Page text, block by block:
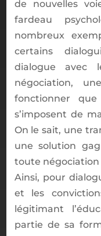
de nouvelles
fardeau
nombreux
certains
dialogue avec
négociation,
fonctionner
s’imposent de
On le sait, une
une solution
toute négociation
Ainsi, pour
et les
légitimant
partie de sa